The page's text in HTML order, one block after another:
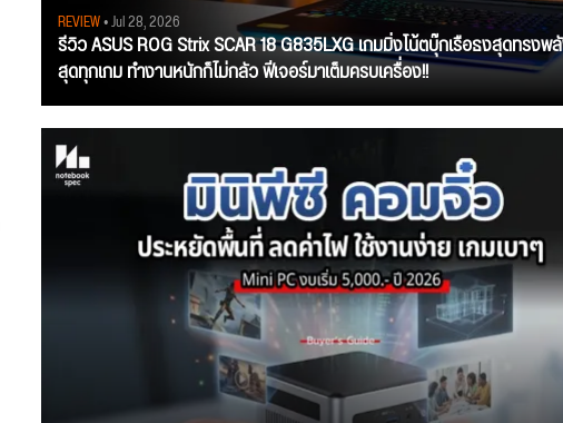
REVIEW• Jul 28, 2026
รีวิว ASUS ROG Strix SCAR 18 G835LXG เกมมิ่งโน้ตบุ๊กเรือธงสุดทรงพ
สุดทุกเกม ทำงานหนักก็ไม่กลัว ฟีเจอร์มาเต็มครบเครื่อง!!